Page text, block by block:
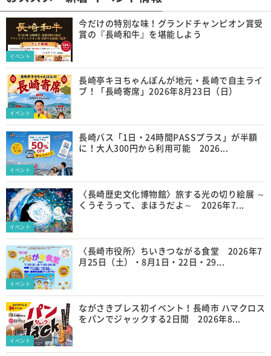
イベント
今だけの特別な味！グランドチャンピオン賞受
賞の『長崎和牛』を堪能しよう
イベント
長崎亭キヨちゃんぽんが地元・長崎で自主ライ
ブ！「長崎寄席」2026年8月23日（日）
イベント
長崎バス「1日・24時間PASSプラス」が半額
に！大人300円から利用可能 2026...
イベント
〈長崎歴史文化博物館〉旅する光の切り絵展 ～
くうそうって、まほうだよ～ 2026年7...
イベント
〈長崎市役所〉ちいきつながる食堂 2026年7
月25日（土）・8月1日・22日・29...
イベント
ながさきプレス初イベント！長崎市 ハマクロス
をパンでジャックする2日間 2026年8...